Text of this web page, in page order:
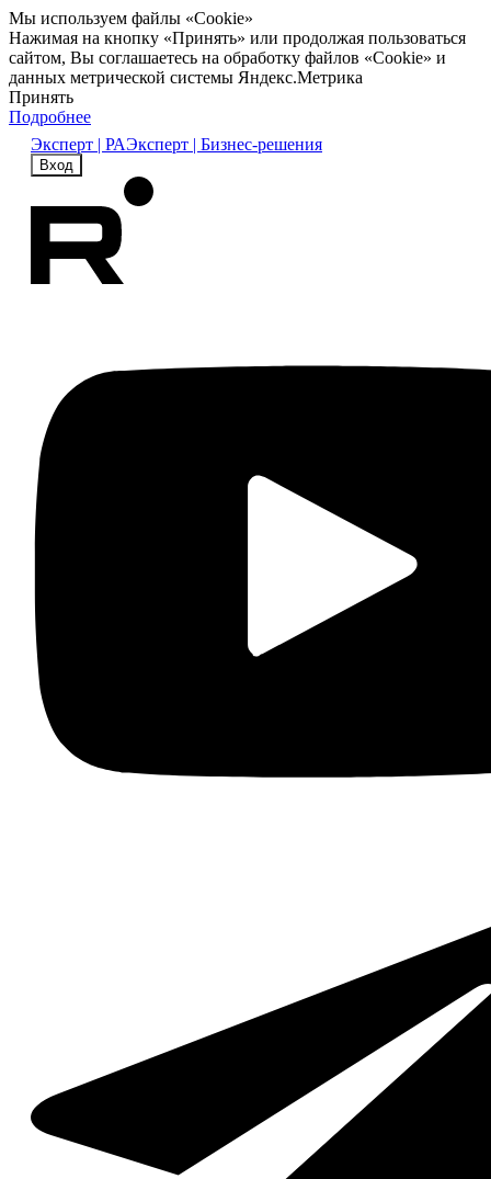
Мы используем файлы «Cookie»
Нажимая на кнопку «Принять» или продолжая пользоваться
сайтом, Вы соглашаетесь на обработку файлов «Cookie» и
данных метрической системы Яндекс.Метрика
Принять
Подробнее
Эксперт | РАЭксперт | Бизнес-решения
Вход